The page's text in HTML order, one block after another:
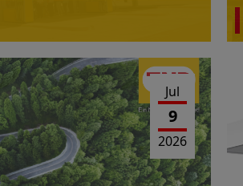
Jul
9
2026